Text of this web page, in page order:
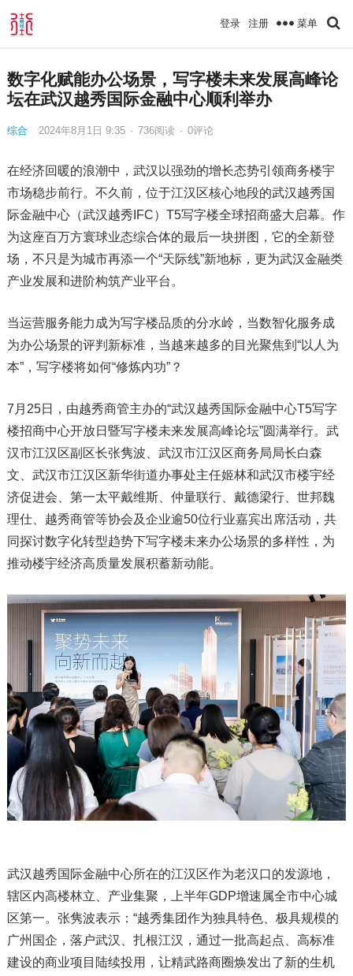
登录 注册 菜单
数字化赋能办公场景，写字楼未来发展高峰论
坛在武汉越秀国际金融中心顺利举办
综合 2024年8月1日 9:35 · 736阅读 · 0评论
在经济回暖的浪潮中，武汉以强劲的增长态势引领商务楼宇
市场稳步前行。不久前，位于江汉区核心地段的武汉越秀国
际金融中心（武汉越秀IFC）T5写字楼全球招商盛大启幕。作
为这座百万方寰球业态综合体的最后一块拼图，它的全新登
场，不只是为城市再添一个“天际线”新地标，更为武汉金融类
产业发展和进阶构筑产业平台。
当运营服务能力成为写字楼品质的分水岭，当数智化服务成
为办公场景的评判新标准，当越来越多的目光聚焦到“以人为
本”，写字楼将如何“修炼内功”？
7月25日，由越秀商管主办的“武汉越秀国际金融中心T5写字
楼招商中心开放日暨写字楼未来发展高峰论坛”圆满举行。武
汉市江汉区副区长张隽波、武汉市江汉区商务局局长白森
文、武汉市江汉区新华街道办事处主任姬林和武汉市楼宇经
济促进会、第一太平戴维斯、仲量联行、戴德梁行、世邦魏
理仕、越秀商管等协会及企业逾50位行业嘉宾出席活动，共
同探讨数字化转型趋势下写字楼未来办公场景的多样性，为
推动楼宇经济高质量发展积蓄新动能。
武汉越秀国际金融中心所在的江汉区作为老汉口的发源地，
辖区内高楼林立、产业集聚，上半年GDP增速属全市中心城
区第一。张隽波表示：“越秀集团作为独具特色、极具规模的
广州国企，落户武汉、扎根江汉，通过一批高起点、高标准
建设的商业项目陆续投用，让精武路商圈焕发出了新的生机